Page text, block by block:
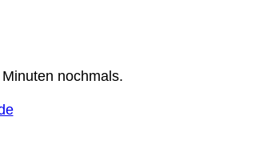
nochmals.